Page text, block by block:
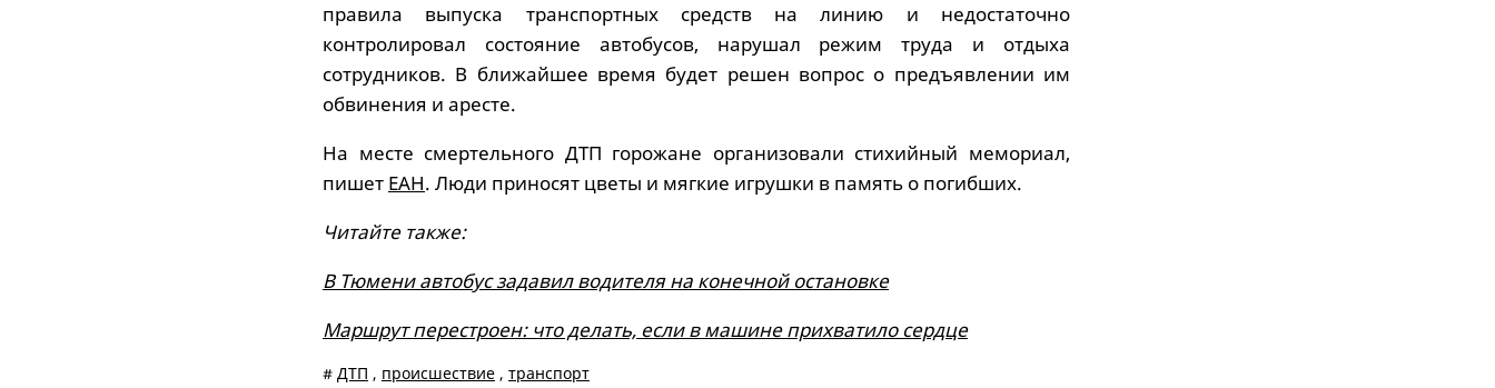
правила выпуска транспортных средств на линию и недостаточно
контролировал состояние автобусов, нарушал режим труда и отдыха
сотрудников. В ближайшее время будет решен вопрос о предъявлении им
обвинения и аресте.
На месте смертельного ДТП горожане организовали стихийный мемориал,
пишет ЕАН. Люди приносят цветы и мягкие игрушки в память о погибших.
Читайте также:
В Тюмени автобус задавил водителя на конечной остановке
Маршрут перестроен: что делать, если в машине прихватило сердце
# ДТП , происшествие , транспорт